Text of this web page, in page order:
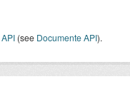
API (see Documente API).